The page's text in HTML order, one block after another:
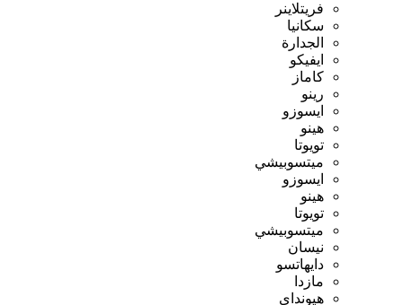
فريتلاينر
سكانيا
الجدارة
ايفيكو
كاماز
رينو
ايسوزو
هينو
تويوتا
ميتسوبيشي
ايسوزو
هينو
تويوتا
ميتسوبيشي
نيسان
دايهاتسو
مازدا
هيونداي